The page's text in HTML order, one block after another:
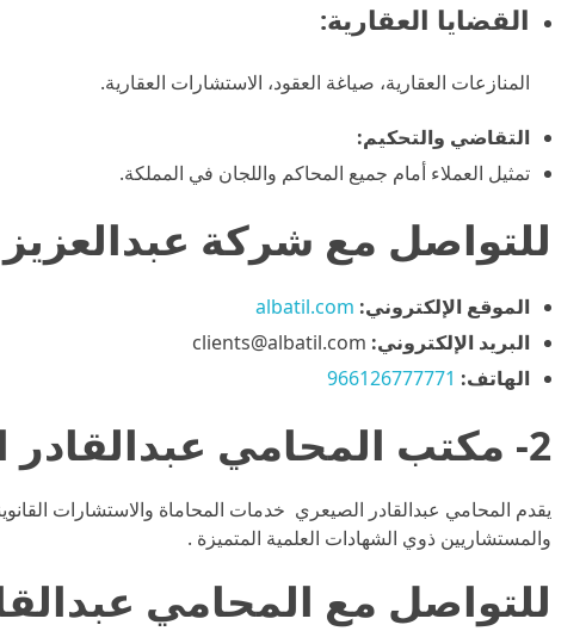
القضايا العقارية:
المنازعات العقارية، صياغة العقود، الاستشارات العقارية.
التقاضي والتحكيم:
تمثيل العملاء أمام جميع المحاكم واللجان في المملكة.
للتواصل مع شركة
الموقع الإلكتروني: albatil.com
البريد الإلكتروني:
الهاتف: 966126777771
2- مكتب المحامي عبدالقادر الصيعري
يقدم المحامي عبدالقادر الصيعري خدمات المحاماة والاستشارات
والمستشاريين ذوي الشهادات العلمية المتميزة .
للتواصل مع المحامي